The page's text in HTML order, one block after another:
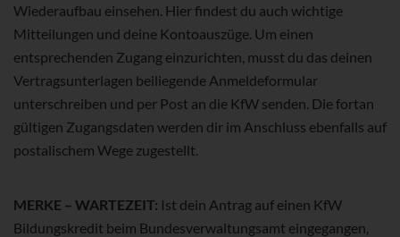
Wiederaufbau einsehen. Hier findest du auch wichtige
Mitteilungen und deine Kontoauszüge. Um einen
entsprechenden Zugang einzurichten, musst du das deinen
Vertragsunterlagen beiliegende Anmeldeformular
unterschreiben und per Post an die KfW senden. Die fortan
gültigen Zugangsdaten werden dir im Anschluss ebenfalls auf
postalischem Wege zugestellt.
MERKE – WARTEZEIT: Ist dein Antrag auf einen KfW
Bildungskredit beim Bundesverwaltungsamt eingegangen,